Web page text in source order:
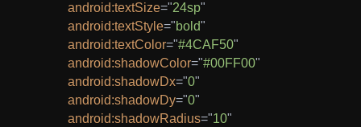
android:textSize="24sp"
android:textStyle="bold"
android:textColor="#4CAF50"
android:shadowColor="#00FF00"
android:shadowDx="0"
android:shadowDy="0"
android:shadowRadius="10"